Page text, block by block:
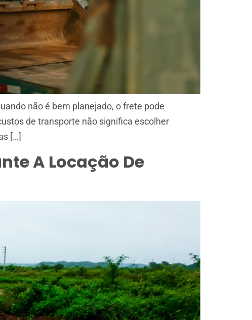
não é bem planejado, o frete pode
de transporte não significa escolher
[…]
A Locação De